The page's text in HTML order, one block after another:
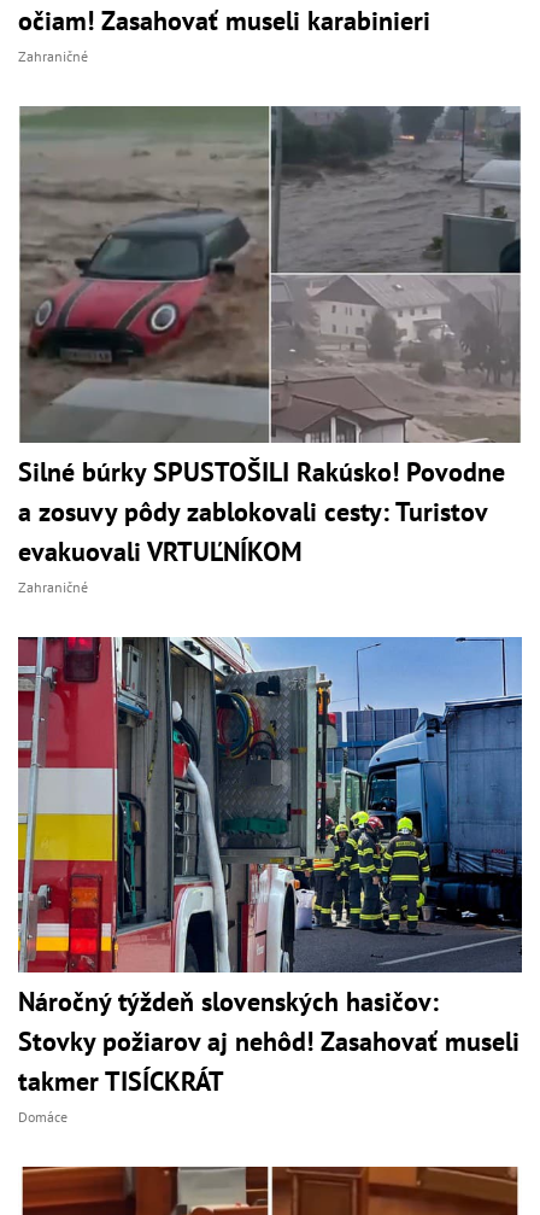
očiam! Zasahovať museli karabinieri
Zahraničné
Silné búrky SPUSTOŠILI Rakúsko! Povodne
a zosuvy pôdy zablokovali cesty: Turistov
evakuovali VRTUĽNÍKOM
Zahraničné
Náročný týždeň slovenských hasičov:
Stovky požiarov aj nehôd! Zasahovať museli
takmer TISÍCKRÁT
Domáce